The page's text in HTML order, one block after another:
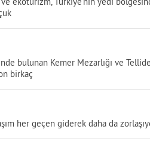
bulunan Kemer Mezarlığı ve
birkaç
her geçen giderek daha da